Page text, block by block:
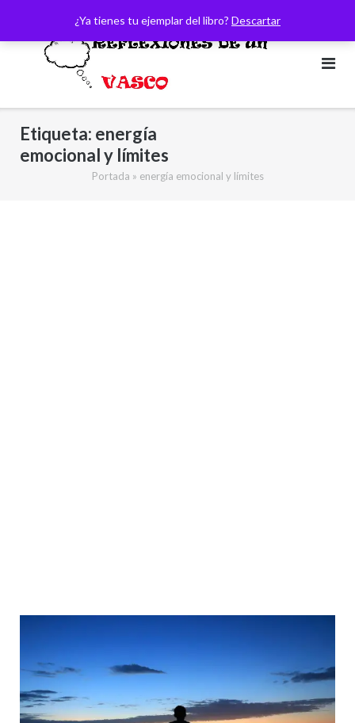
¿Ya tienes tu ejemplar del libro? Descartar
contenido
Etiqueta: energía
emocional y límites
Portada » energía emocional y límites